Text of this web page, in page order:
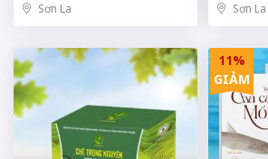
Sơn La
Sơn La
11%
GIẢM